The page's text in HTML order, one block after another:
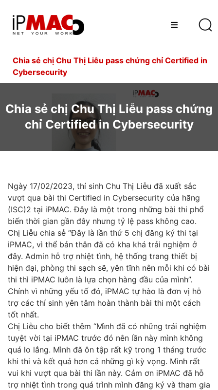
Chia sẻ chị Chu Thị Liễu pass chứng chỉ Certified in
Cybersecurity
Chia sẻ chị Chu Thị Liễu pass chứng
chỉ Certified in Cybersecurity
Ngày 17/02/2023, thí sinh Chu Thị Liễu đã xuất sắc
vượt qua bài thi Certified in Cybersecurity của hãng
(ISC)2 tại iPMAC. Đây là một trong những bài thi phổ
biến thời gian gần đây nhưng tỷ lệ pass không cao.
Chị Liễu chia sẻ “Đây là lần thứ 5 chị đăng ký thi tại
iPMAC, vì thể bản thân đã có kha khá trải nghiệm ở
đây. Admin hỗ trợ nhiệt tình, hệ thống trang thiết bị
hiện đại, phòng thi sạch sẽ, yên tĩnh nên mỗi khi có bài
thi thì iPMAC luôn là lựa chọn hàng đầu của mình”.
Chính vì những yếu tố đó, iPMAC tự hào là đơn vị hỗ
trợ các thí sinh yên tâm hoàn thành bài thi một cách
tốt nhất.
Chị Liễu cho biết thêm “Mình đã có những trải nghiệm
tuyệt vời tại iPMAC trước đó nên lần này mình không
quá lo lắng. Mình đã ôn tập rất kỹ trong 1 tháng trước
khi thi và kết quả hơn cả những gì kỳ vọng. Mình rất
vui khi vượt qua bài thi lần này. Cảm ơn iPMAC đã hỗ
trợ nhiệt tình trong quá trình mình đăng ký và tham gia